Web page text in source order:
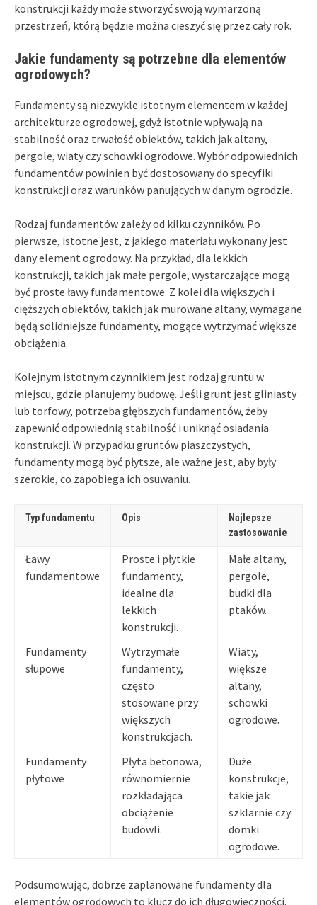
konstrukcji każdy może stworzyć swoją wymarzoną
przestrzeń, którą będzie można cieszyć się przez cały rok.
Jakie fundamenty są potrzebne dla elementów
ogrodowych?
Fundamenty są niezwykle istotnym elementem w każdej
architekturze ogrodowej, gdyż istotnie wpływają na
stabilność oraz trwałość obiektów, takich jak altany,
pergole, wiaty czy schowki ogrodowe. Wybór odpowiednich
fundamentów powinien być dostosowany do specyfiki
konstrukcji oraz warunków panujących w danym ogrodzie.
Rodzaj fundamentów zależy od kilku czynników. Po
pierwsze, istotne jest, z jakiego materiału wykonany jest
dany element ogrodowy. Na przykład, dla lekkich
konstrukcji, takich jak małe pergole, wystarczające mogą
być proste ławy fundamentowe. Z kolei dla większych i
cięższych obiektów, takich jak murowane altany, wymagane
będą solidniejsze fundamenty, mogące wytrzymać większe
obciążenia.
Kolejnym istotnym czynnikiem jest rodzaj gruntu w
miejscu, gdzie planujemy budowę. Jeśli grunt jest gliniasty
lub torfowy, potrzeba głębszych fundamentów, żeby
zapewnić odpowiednią stabilność i uniknąć osiadania
konstrukcji. W przypadku gruntów piaszczystych,
fundamenty mogą być płytsze, ale ważne jest, aby były
szerokie, co zapobiega ich osuwaniu.
Typ fundamentu Opis
Najlepsze
zastosowanie
Ławy
fundamentowe
Proste i płytkie
fundamenty,
idealne dla
lekkich
konstrukcji.
Małe altany,
pergole,
budki dla
ptaków.
Fundamenty
słupowe
Wytrzymałe
fundamenty,
często
stosowane przy
większych
konstrukcjach.
Wiaty,
większe
altany,
schowki
ogrodowe.
Fundamenty
płytowe
Płyta betonowa,
równomiernie
rozkładająca
obciążenie
budowli.
Duże
konstrukcje,
takie jak
szklarnie czy
domki
ogrodowe.
Podsumowując, dobrze zaplanowane fundamenty dla
elementów ogrodowych to klucz do ich długowieczności.